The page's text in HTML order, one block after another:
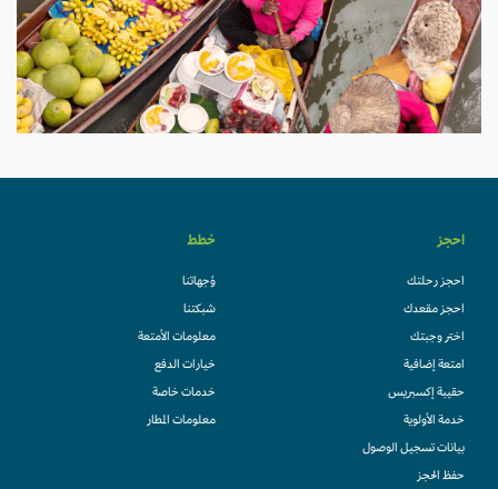
احجز
احجز رحلتك
احجز مقعدك
اختر وجبتك
امتعة إضافية
حقيبة إكسبريس
خدمة الأولوية
بيانات تسجيل الوصول
حفظ الحجز
خطط
وُجهاتنا
شبكتنا
معلومات الأمتعة
خيارات الدفع
خدمات خاصة
معلومات المطار